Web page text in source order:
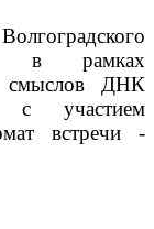
в рамках
смыслов ДНК
с участием
встречи -